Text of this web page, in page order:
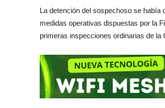
La detención del sospechoso se había
medidas operativas dispuestas por la
primeras inspecciones ordinarias de